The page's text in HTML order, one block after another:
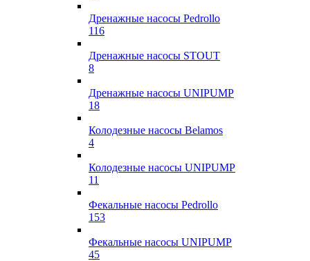
Дренажные насосы Pedrollo
116
Дренажные насосы STOUT
8
Дренажные насосы UNIPUMP
18
Колодезные насосы Belamos
4
Колодезные насосы UNIPUMP
11
Фекальные насосы Pedrollo
153
Фекальные насосы UNIPUMP
45